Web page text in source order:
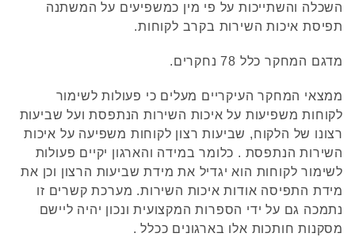
השכלה והשתייכות על פי מין כמשפיעים על המשתנה
תפיסת איכות השירות בקרב לקוחות.
מדגם המחקר כלל 78 נחקרים.
ממצאי המחקר העיקריים מעלים כי פעולות לשימור
לקוחות משפיעות על איכות השירות הנתפסת ועל שביעות
רצונו של הלקוח, שביעות רצון לקוחות משפיעה על איכות
השירות הנתפסת . כלומר במידה והארגון יקיים פעולות
לשימור לקוחות הוא יגדיל את מידת שביעות הרצון וכן את
מידת התפיסה אודות איכות השירות. מערכת קשרים זו
נתמכה גם על ידי הספרות המקצועית ונכון יהיה ליישם
מסקנות חותכות אלו בארגונים ככלל .